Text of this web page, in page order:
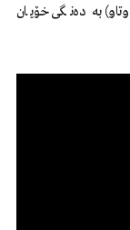
بە دەنگی خۆیان